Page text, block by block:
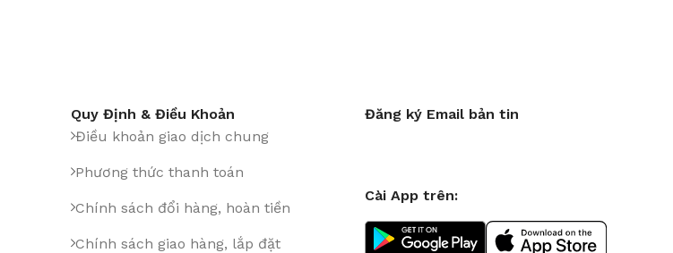
Quy Định & Điều Khoản
Điều khoản giao dịch chung
Phương thức thanh toán
Chính sách đổi hàng, hoàn tiền
Chính sách giao hàng, lắp đặt
Đăng ký Email bản tin
Cài App trên: